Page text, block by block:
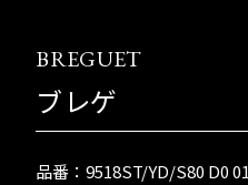
BREGUET
ブレゲ
品番：9518ST/YD/S80 D0 01